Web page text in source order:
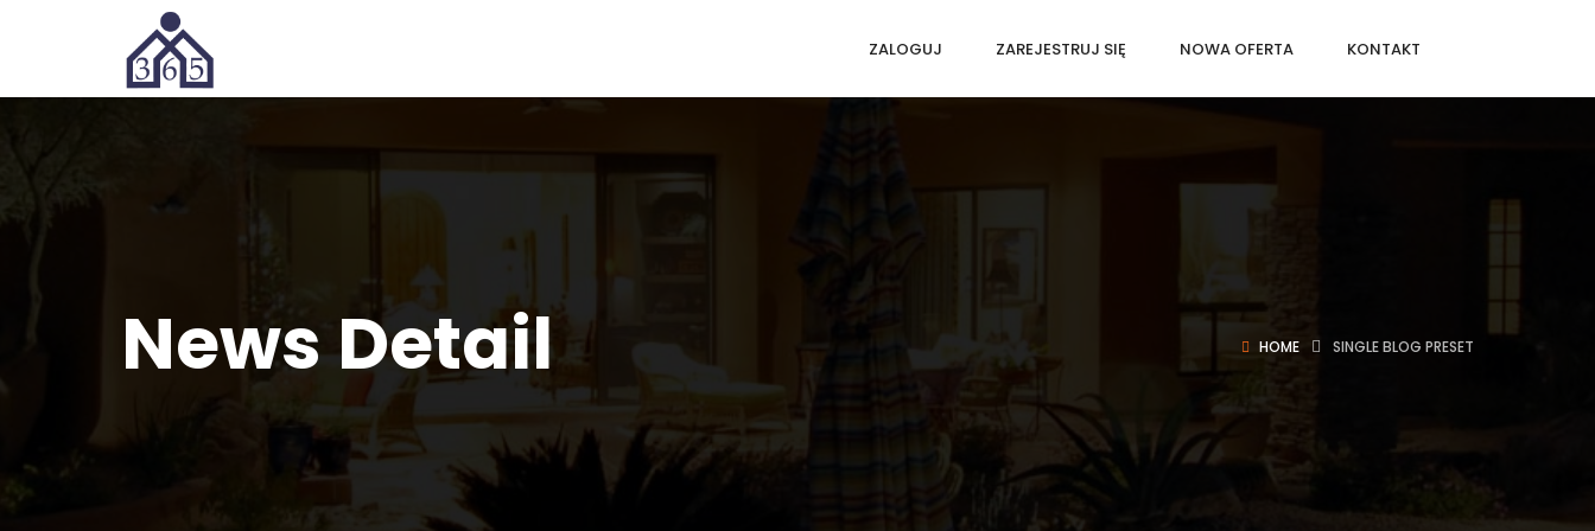
ZALOGUJ ZAREJESTRUJ SIĘ NOWA OFERTA KONTAKT
News Detail HOME SINGLE BLOG PRESET